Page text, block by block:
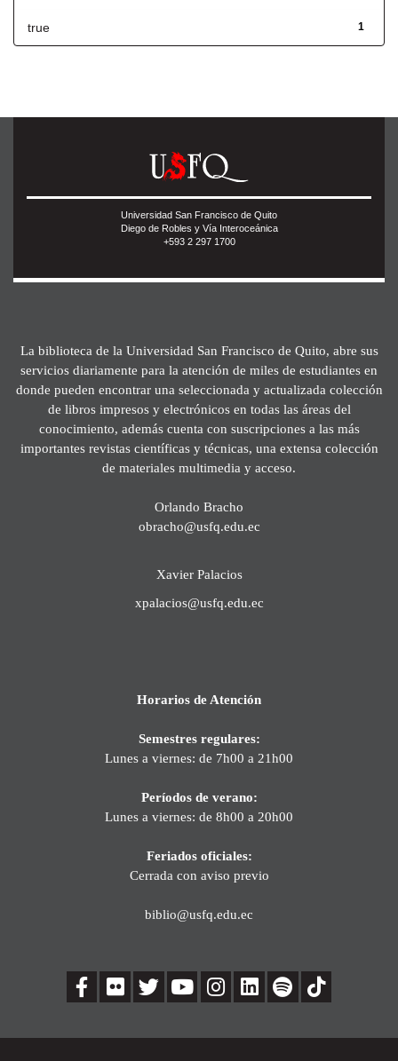
1
true
Universidad San Francisco de Quito
Diego de Robles y Vía Interoceánica
+593 2 297 1700
La biblioteca de la Universidad San Francisco de Quito, abre sus
servicios diariamente para la atención de miles de estudiantes en
donde pueden encontrar una seleccionada y actualizada colección
de libros impresos y electrónicos en todas las áreas del
conocimiento, además cuenta con suscripciones a las más
importantes revistas científicas y técnicas, una extensa colección
de materiales multimedia y acceso.
Orlando Bracho
obracho@usfq.edu.ec
Xavier Palacios
xpalacios@usfq.edu.ec
Horarios de Atención
Semestres regulares:
Lunes a viernes: de 7h00 a 21h00
Períodos de verano:
Lunes a viernes: de 8h00 a 20h00
Feriados oficiales:
Cerrada con aviso previo
biblio@usfq.edu.ec